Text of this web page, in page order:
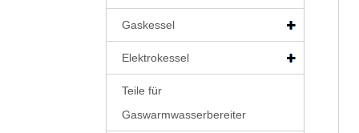
Gaskessel
Elektrokessel
Teile für
Gaswarmwasserbereiter